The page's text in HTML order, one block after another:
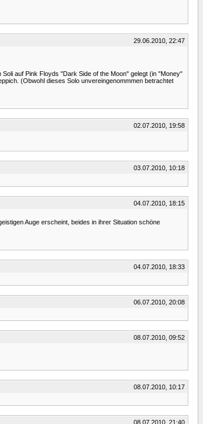
29.06.2010, 22:47
auf Pink Floyds "Dark Side of the Moon" gelegt (in "Money"
(Obwohl dieses Solo unvereingenommmen betrachtet
02.07.2010, 19:58
03.07.2010, 10:18
04.07.2010, 18:15
Auge erscheint, beides in ihrer Situation schöne
04.07.2010, 18:33
06.07.2010, 20:08
08.07.2010, 09:52
08.07.2010, 10:17
08.07.2010, 21:40